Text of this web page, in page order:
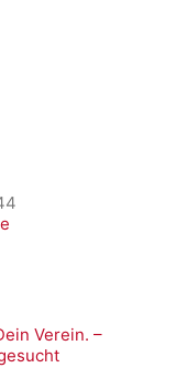
Verein. –